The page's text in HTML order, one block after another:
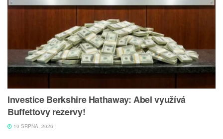
Investice Berkshire Hathaway: Abel využívá
Buffettovy rezervy!
10 SRPNA, 2026